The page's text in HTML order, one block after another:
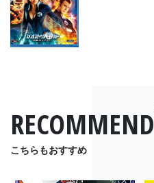
RECOMMEND
こちらもおすすめ